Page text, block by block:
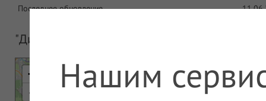
Последнее обновление
"Дианта" - все аптечные пункты на одной
+
-
Нашим